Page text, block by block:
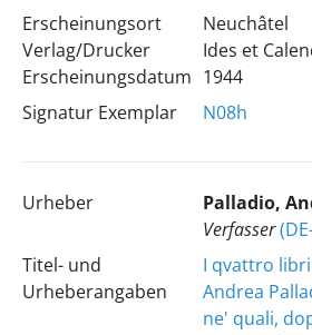
Erscheinungsort
Verlag/Drucker
Erscheinungsdatum
Neuchâtel
Ides et
1944
Signatur Exemplar
N08h
Urheber Palladio,
Verfasser
Titel- und
Urheberangaben
I qvattro
Andrea
ne' quali,